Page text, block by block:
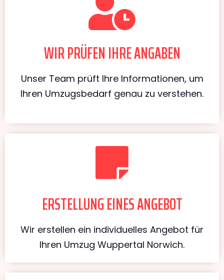
WIR PRÜFEN IHRE ANGABEN
Unser Team prüft Ihre Informationen, um
Ihren Umzugsbedarf genau zu verstehen.
ERSTELLUNG EINES ANGEBOT
Wir erstellen ein individuelles Angebot für
Ihren Umzug Wuppertal Norwich.